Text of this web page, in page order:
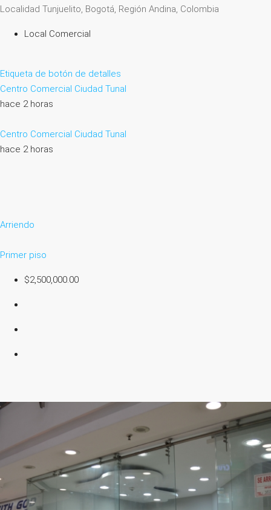
Localidad Tunjuelito, Bogotá, Región Andina, Colombia
Local Comercial
Etiqueta de botón de detalles
Centro Comercial Ciudad Tunal
hace 2 horas
Centro Comercial Ciudad Tunal
hace 2 horas
Arriendo
Primer piso
$2,500,000.00